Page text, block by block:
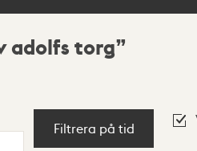
adolfs torg
Filtrera på tid